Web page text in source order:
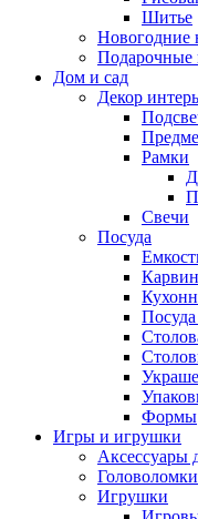
Шитье
Новогодние
Подарочные
Дом и сад
Декор
Рамки
Свечи
Посуда
Формы
Игры и игрушки
Аксессуары
Головоломки
Игрушки